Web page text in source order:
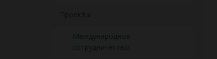
Проекты
Международное
сотрудничество